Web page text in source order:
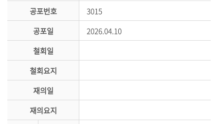
공포번호
3015
공포일
2026.04.10
철회일
철회요지
재의일
재의요지